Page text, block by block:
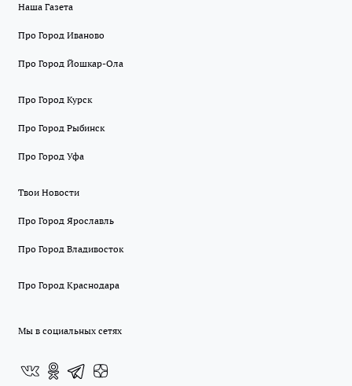
Наша Газета
Про Город Иваново
Про Город Йошкар-Ола
Про Город Курск
Про Город Рыбинск
Про Город Уфа
Твои Новости
Про Город Ярославль
Про Город Владивосток
Про Город Краснодара
Мы в социальных сетях